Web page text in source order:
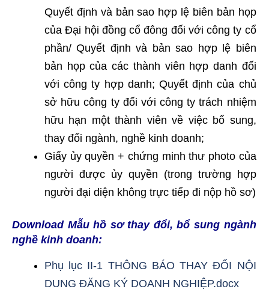
Quyết định và bản sao hợp lệ biên bản họp
của Đại hội đồng cổ đông đối với công ty cổ
phần/ Quyết định và bản sao hợp lệ biên
bản họp của các thành viên hợp danh đối
với công ty hợp danh; Quyết định của chủ
sở hữu công ty đối với công ty trách nhiệm
hữu hạn một thành viên về việc bổ sung,
thay đổi ngành, nghề kinh doanh;
Giấy ủy quyền + chứng minh thư photo của
người được ủy quyền (trong trường hợp
người đại diện không trực tiếp đi nộp hồ sơ)
Download Mẫu hồ sơ thay đổi, bổ sung ngành
nghề kinh doanh:
Phụ lục II-1 THÔNG BÁO THAY ĐỔI NỘI
DUNG ĐĂNG KÝ DOANH NGHIỆP.docx